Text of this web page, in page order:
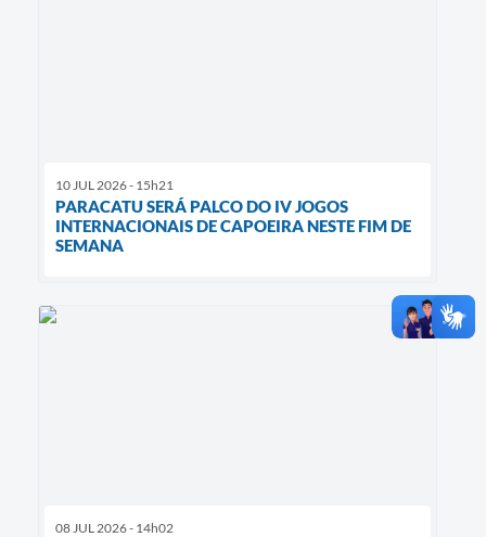
10 JUL 2026 - 15h21
PARACATU SERÁ PALCO DO IV JOGOS
INTERNACIONAIS DE CAPOEIRA NESTE FIM DE
SEMANA
08 JUL 2026 - 14h02